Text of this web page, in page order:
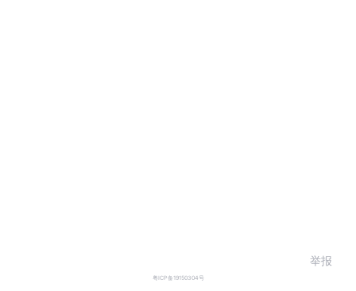
粤ICP备19150304号
举报